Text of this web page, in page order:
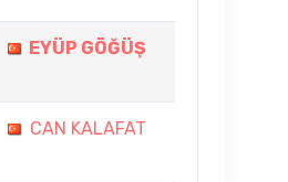
EYÜP GÖĞÜŞ
CAN KALAFAT